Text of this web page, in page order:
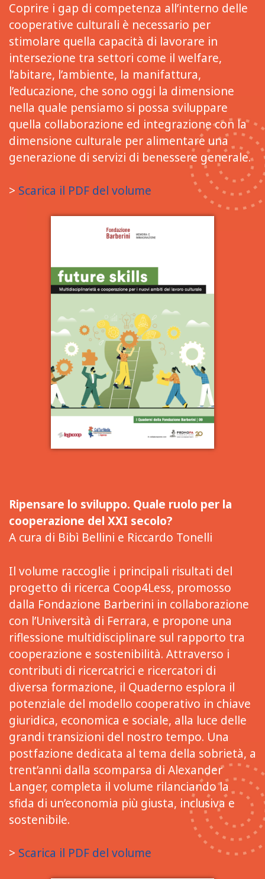
Coprire i gap di competenza all’interno delle
cooperative culturali è necessario per
stimolare quella capacità di lavorare in
intersezione tra settori come il welfare,
l’abitare, l’ambiente, la manifattura,
l’educazione, che sono oggi la dimensione
nella quale pensiamo si possa sviluppare
quella collaborazione ed integrazione con la
dimensione culturale per alimentare una
generazione di servizi di benessere generale.
> Scarica il PDF del volume
Ripensare lo sviluppo. Quale ruolo per la
cooperazione del XXI secolo?
A cura di Bibì Bellini e Riccardo Tonelli
Il volume raccoglie i principali risultati del
progetto di ricerca Coop4Less, promosso
dalla Fondazione Barberini in collaborazione
con l’Università di Ferrara, e propone una
riflessione multidisciplinare sul rapporto tra
cooperazione e sostenibilità. Attraverso i
contributi di ricercatrici e ricercatori di
diversa formazione, il Quaderno esplora il
potenziale del modello cooperativo in chiave
giuridica, economica e sociale, alla luce delle
grandi transizioni del nostro tempo. Una
postfazione dedicata al tema della sobrietà, a
trent’anni dalla scomparsa di Alexander
Langer, completa il volume rilanciando la
sfida di un’economia più giusta, inclusiva e
sostenibile.
> Scarica il PDF del volume